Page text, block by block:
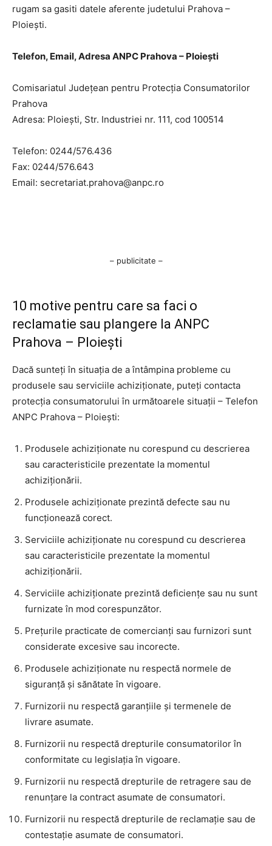
rugam sa gasiti datele aferente judetului Prahova –
Ploiești.
Telefon, Email, Adresa ANPC Prahova – Ploiești
Comisariatul Judeţean pentru Protecţia Consumatorilor
Prahova
Adresa: Ploieşti, Str. Industriei nr. 111, cod 100514
Telefon: 0244/576.436
Fax: 0244/576.643
Email: secretariat.prahova@anpc.ro
– publicitate –
10 motive pentru care sa faci o
reclamatie sau plangere la ANPC
Prahova – Ploiești
Dacă sunteți în situația de a întâmpina probleme cu
produsele sau serviciile achiziționate, puteți contacta
protecția consumatorului în următoarele situații – Telefon
ANPC Prahova – Ploiești:
Produsele achiziționate nu corespund cu descrierea
sau caracteristicile prezentate la momentul
achiziționării.
Produsele achiziționate prezintă defecte sau nu
funcționează corect.
Serviciile achiziționate nu corespund cu descrierea
sau caracteristicile prezentate la momentul
achiziționării.
Serviciile achiziționate prezintă deficiențe sau nu sunt
furnizate în mod corespunzător.
Prețurile practicate de comercianți sau furnizori sunt
considerate excesive sau incorecte.
Produsele achiziționate nu respectă normele de
siguranță și sănătate în vigoare.
Furnizorii nu respectă garanțiile și termenele de
livrare asumate.
Furnizorii nu respectă drepturile consumatorilor în
conformitate cu legislația în vigoare.
Furnizorii nu respectă drepturile de retragere sau de
renunțare la contract asumate de consumatori.
Furnizorii nu respectă drepturile de reclamație sau de
contestație asumate de consumatori.